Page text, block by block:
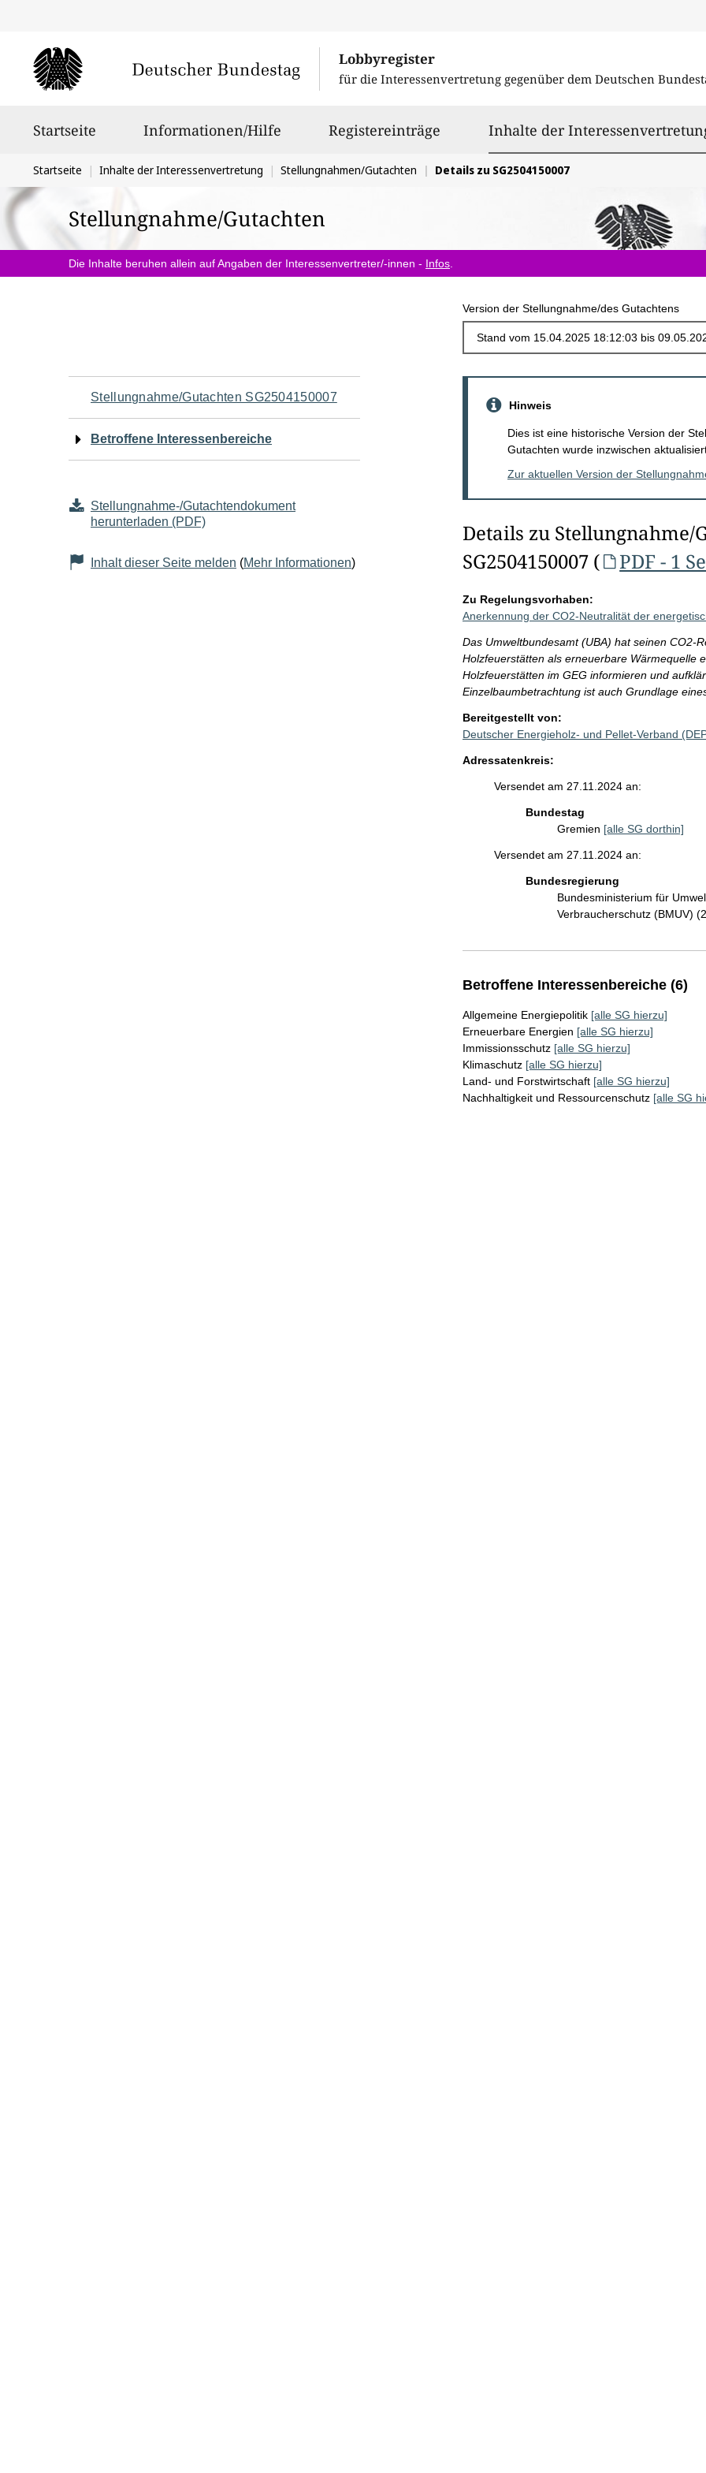
Lobbyregister
für die Interessenvertretung gegenüber dem Deutschen
Startseite Informationen/Hilfe Registereinträge Inhalte der
Sie
befinden
sich
hier:
Startseite Inhalte der Interessenvertretung Stellungnahmen/Gutachten Details zu SG2504150007
Stellungnahme/Gutachten
Die Inhalte beruhen allein auf Angaben der Interessenvertreter/-innen - Infos
Version der Stellungnahme/des Gutachtens
Navigation
für
Seiteninhalt
Stellungnahme/Gutachten SG2504150007
Betroffene Interessenbereiche
Stellungnahme-/Gutachtendokument
herunterladen (PDF)
Inhalt dieser Seite melden (Mehr Informationen)
Hinweis
Dies ist eine historische Version der
Gutachten wurde inzwischen
Zur aktuellen Version der
Details zu Stellungnahme/
SG2504150007 (
PDF - 1
Zu Regelungsvorhaben:
Anerkennung der CO2-Neutralität der
Das Umweltbundesamt (UBA) hat seinen CO2-
Holzfeuerstätten als erneuerbare Wärmequelle
Holzfeuerstätten im GEG informieren und
Einzelbaumbetrachtung ist auch Grundlage
Bereitgestellt von:
Deutscher Energieholz- und Pellet-Verband
Adressatenkreis:
Versendet am 27.11.2024 an:
Bundestag
Gremien [alle SG dorthin]
Versendet am 27.11.2024 an:
Bundesregierung
Bundesministerium für
Verbraucherschutz (BMUV)
Betroffene Interessenbereiche (6)
Allgemeine Energiepolitik [alle SG hierzu]
Erneuerbare Energien [alle SG hierzu]
Immissionsschutz [alle SG hierzu]
Klimaschutz [alle SG hierzu]
Land- und Forstwirtschaft [alle SG hierzu]
Nachhaltigkeit und Ressourcenschutz [alle SG